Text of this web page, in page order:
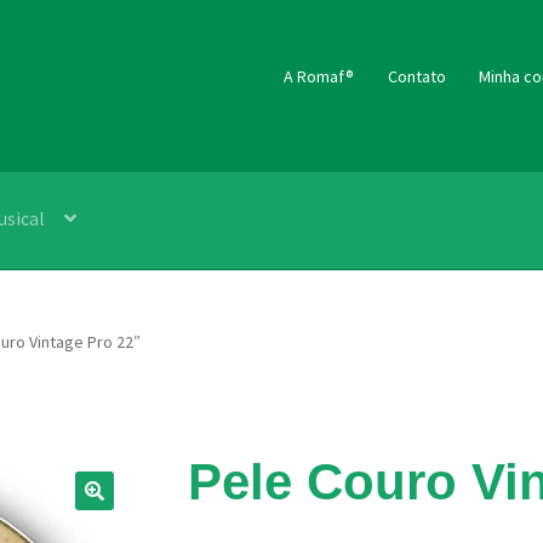
A Romaf® Contato Minha
Vintage Pro 22″
Pele Couro